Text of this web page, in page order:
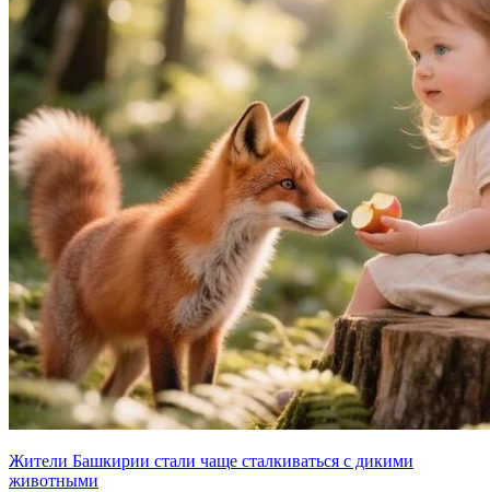
Жители Башкирии стали чаще сталкиваться с дикими
животными